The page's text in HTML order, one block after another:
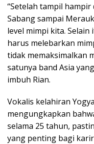
“Setelah tampil
Sabang sampai
level mimpi kita.
harus melebarkan
tidak memaksimalkan
satunya band Asia
imbuh Rian.
Vokalis kelahiran
mengungkapkan
selama 25 tahun,
yang penting bagi